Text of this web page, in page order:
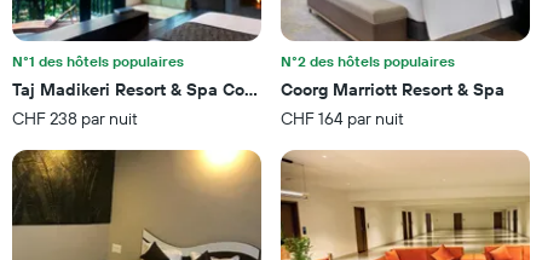
N°1 des hôtels populaires
Taj Madikeri Resort & Spa Coorg
CHF 238 par nuit
N°2 des hôtels populaires
Coorg Marriott Resort & Spa
CHF 164 par nuit